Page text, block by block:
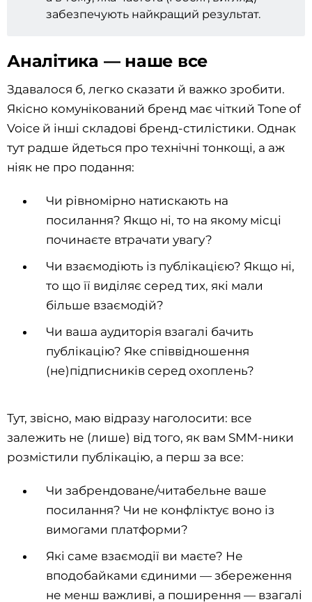
забезпечують найкращий результат.
Аналітика — наше все
Здавалося б, легко сказати й важко зробити.
Якісно комунікований бренд має чіткий Tone of
Voice й інші складові бренд-стилістики. Однак
тут радше йдеться про технічні тонкощі, а аж
ніяк не про подання:
Чи рівномірно натискають на
посилання? Якщо ні, то на якому місці
починаєте втрачати увагу?
Чи взаємодіють із публікацією? Якщо ні,
то що її виділяє серед тих, які мали
більше взаємодій?
Чи ваша аудиторія взагалі бачить
публікацію? Яке співвідношення
(не)підписників серед охоплень?
Тут, звісно, маю відразу наголосити: все
залежить не (лише) від того, як вам SMM-ники
розмістили публікацію, а перш за все:
Чи забрендоване/читабельне ваше
посилання? Чи не конфліктує воно із
вимогами платформи?
Які саме взаємодії ви маєте? Не
вподобайками єдиними — збереження
не менш важливі, а поширення — взагалі